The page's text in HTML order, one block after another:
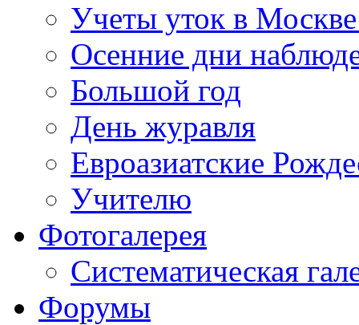
Учеты уток в
Осенние дни
Большой год
День журавля
Евроазиатские
Учителю
Фотогалерея
Систематическая
Форумы